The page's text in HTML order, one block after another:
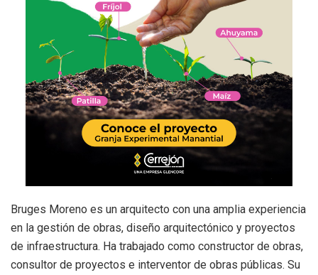
Bruges Moreno es un arquitecto con una amplia experiencia
en la gestión de obras, diseño arquitectónico y proyectos
de infraestructura. Ha trabajado como constructor de obras,
consultor de proyectos e interventor de obras públicas. Su